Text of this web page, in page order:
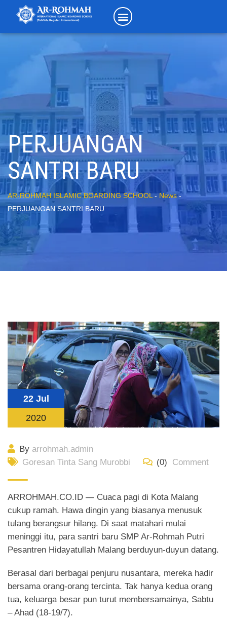
PERJUANGAN
SANTRI BARU
AR-ROHMAH ISLAMIC BOARDING SCHOOL-News-
PERJUANGAN SANTRI BARU
22 Jul
2020
By arrohmah.admin
Goresan Tinta Sang Murobbi
(0) Comment
ARROHMAH.CO.ID — Cuaca pagi di Kota Malang
cukup ramah. Hawa dingin yang biasanya menusuk
tulang berangsur hilang. Di saat matahari mulai
meninggi itu, para santri baru SMP Ar-Rohmah Putri
Pesantren Hidayatullah Malang berduyun-duyun datang.
Berasal dari berbagai penjuru nusantara, mereka hadir
bersama orang-orang tercinta. Tak hanya kedua orang
tua, keluarga besar pun turut membersamainya, Sabtu
– Ahad (18-19/7).